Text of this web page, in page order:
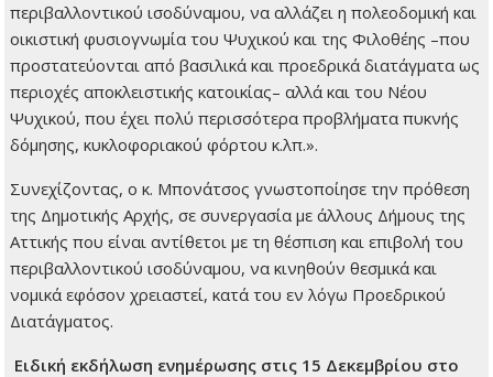
περιβαλλοντικού ισοδύναμου, να αλλάζει η πολεοδομική και
οικιστική φυσιογνωμία του Ψυχικού και της Φιλοθέης –που
προστατεύονται από βασιλικά και προεδρικά διατάγματα ως
περιοχές αποκλειστικής κατοικίας– αλλά και του Νέου
Ψυχικού, που έχει πολύ περισσότερα προβλήματα πυκνής
δόμησης, κυκλοφοριακού φόρτου κ.λπ.».
Συνεχίζοντας, ο κ. Μπονάτσος γνωστοποίησε την πρόθεση
της Δημοτικής Αρχής, σε συνεργασία με άλλους Δήμους της
Αττικής που είναι αντίθετοι με τη θέσπιση και επιβολή του
περιβαλλοντικού ισοδύναμου, να κινηθούν θεσμικά και
νομικά εφόσον χρειαστεί, κατά του εν λόγω Προεδρικού
Διατάγματος.
Ειδική εκδήλωση ενημέρωσης στις 15 Δεκεμβρίου στο